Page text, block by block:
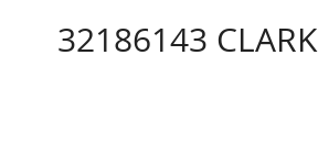
32186143 CLARK